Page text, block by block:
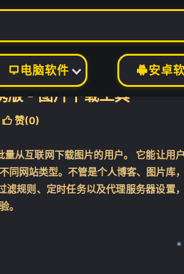
 电脑软件 安卓
- 图片下载工具
 赞(0)
从互联网下载图片的用户。 它能让用
同网站类型。不管是个人博客、图片库
滤规则、定时任务以及代理服务器设置
。